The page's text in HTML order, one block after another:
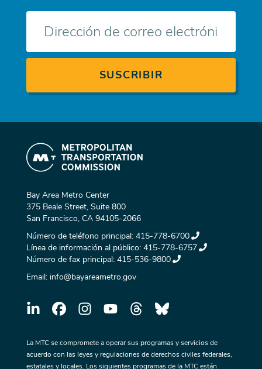
electrónico
Bay Area Metro Center
375 Beale Street, Suite 800
San Francisco, CA 94105-2066
Número de teléfono principal: 415-778-6700
Línea de información al público: 415-778-6757
Número de fax principal: 415-536-9800
Email: info@bayareametro.gov
La MTC se compromete a operar sus programas y servicios de
acuerdo con las leyes y regulaciones de derechos civiles federales,
estatales y locales. Los siguientes programas de la MTC están